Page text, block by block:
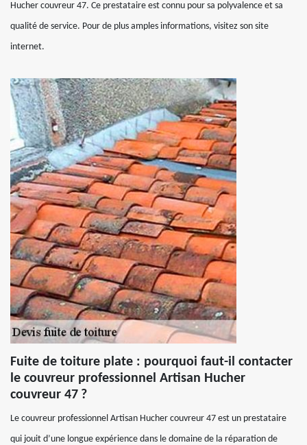
Hucher couvreur 47. Ce prestataire est connu pour sa polyvalence et sa
qualité de service. Pour de plus amples informations, visitez son site
internet.
Fuite de toiture plate : pourquoi faut-il contacter
le couvreur professionnel Artisan Hucher
couvreur 47 ?
Le couvreur professionnel Artisan Hucher couvreur 47 est un prestataire
qui jouit d’une longue expérience dans le domaine de la réparation de